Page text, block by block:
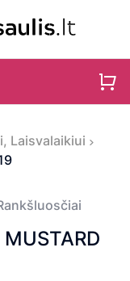
Laisvalaikiui